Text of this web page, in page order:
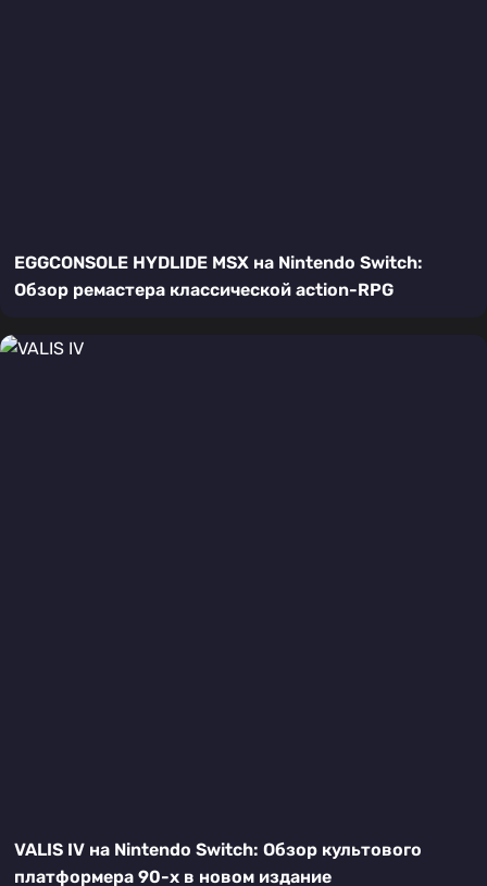
EGGCONSOLE HYDLIDE MSX на Nintendo Switch:
Обзор ремастера классической action-RPG
VALIS IV на Nintendo Switch: Обзор культового
платформера 90-х в новом издание